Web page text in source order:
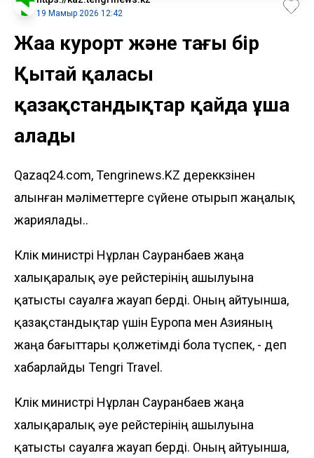
19 Мамыр 2026 12:42
Жаңа курорт және тағы бір
Қытай қаласы
қазақстандықтар қайда ұша
алады
Qazaq24.com, Tengrinews.KZ дереккөзінен
алынған мәліметтерге сүйене отырып жаңалық
жариялады..
Көлік министрі Нұрлан Сауранбаев жаңа
халықаралық әуе рейстерінің ашылуына
қатысты сауалға жауап берді. Оның айтуынша,
қазақстандықтар үшін Еуропа мен Азияның
жаңа бағыттары қолжетімді бола түспек, - деп
хабарлайды Tengri Travel.
Көлік министрі Нұрлан Сауранбаев жаңа
халықаралық әуе рейстерінің ашылуына
қатысты сауалға жауап берді. Оның айтуынша,